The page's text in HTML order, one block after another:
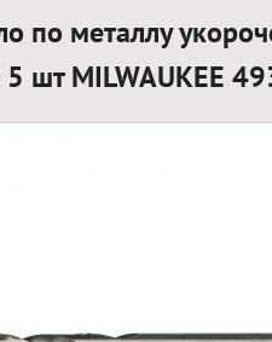
по металлу
шт MILWAUKEE